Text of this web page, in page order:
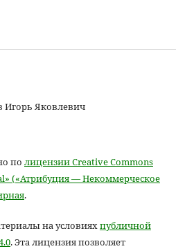
Игорь Яковлевич
по лицензии Creative Commons
(«Атрибуция — Некоммерческое
.
на условияхпубличной
. Эта лицензия позволяет